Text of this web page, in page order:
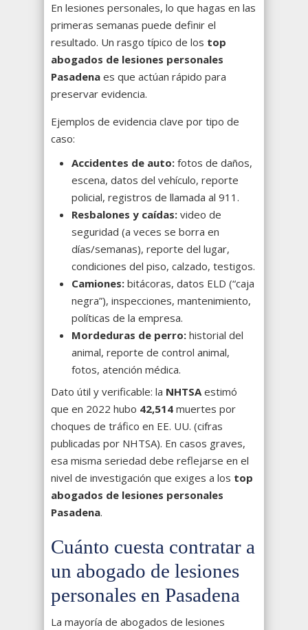
En lesiones personales, lo que hagas en las
primeras semanas puede definir el
resultado. Un rasgo típico de los top
abogados de lesiones personales
Pasadena es que actúan rápido para
preservar evidencia.
Ejemplos de evidencia clave por tipo de
caso:
Accidentes de auto: fotos de daños,
escena, datos del vehículo, reporte
policial, registros de llamada al 911.
Resbalones y caídas: video de
seguridad (a veces se borra en
días/semanas), reporte del lugar,
condiciones del piso, calzado, testigos.
Camiones: bitácoras, datos ELD (“caja
negra”), inspecciones, mantenimiento,
políticas de la empresa.
Mordeduras de perro: historial del
animal, reporte de control animal,
fotos, atención médica.
Dato útil y verificable: la NHTSAestimó
que en 2022 hubo 42,514 muertes por
choques de tráfico en EE. UU. (cifras
publicadas por NHTSA). En casos graves,
esa misma seriedad debe reflejarse en el
nivel de investigación que exiges a los top
abogados de lesiones personales
Pasadena.
Cuánto cuesta contratar a
un abogado de lesiones
personales en Pasadena
La mayoría de abogados de lesiones